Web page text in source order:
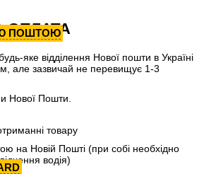
ОПЛАТА
ПОШТОЮ
яке відділення Нової пошти в Україні
але зазвичай не перевищує 1-3
Нової Пошти.
товару
на Новій Пошті (при собі необхідно
водія)